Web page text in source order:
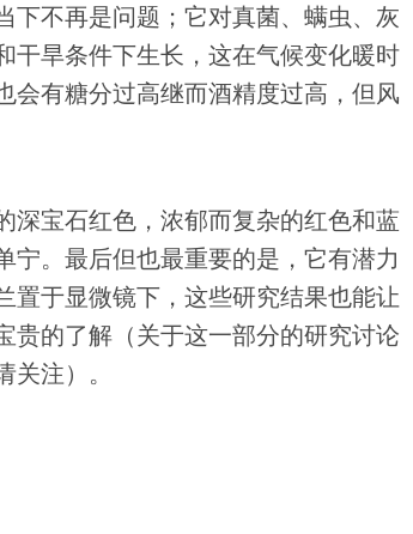
下不再是问题；它对真菌、螨虫、灰
干旱条件下生长，这在气候变化暖时
会有糖分过高继而酒精度过高，但风
深宝石红色，浓郁而复杂的红色和蓝
宁。最后但也最重要的是，它有潜力
置于显微镜下，这些研究结果也能让
贵的了解（关于这一部分的研究讨论
注）。